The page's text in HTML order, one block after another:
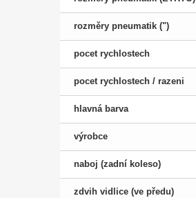
rozměry pneumatik (")
pocet rychlostech
pocet rychlostech / razeni
hlavná barva
výrobce
naboj (zadní koleso)
zdvih vidlice (ve předu)